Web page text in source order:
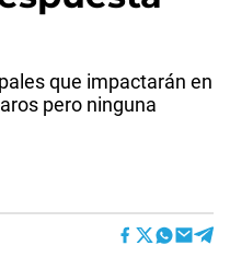
que impactarán en
pero ninguna